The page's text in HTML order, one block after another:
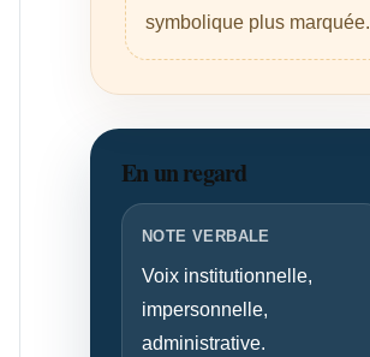
symbolique plus marquée.
En un regard
NOTE VERBALE
Voix institutionnelle,
impersonnelle,
administrative.